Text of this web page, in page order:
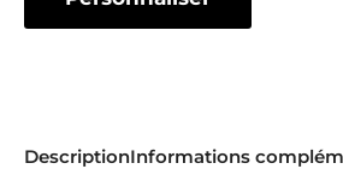
DescriptionInformations